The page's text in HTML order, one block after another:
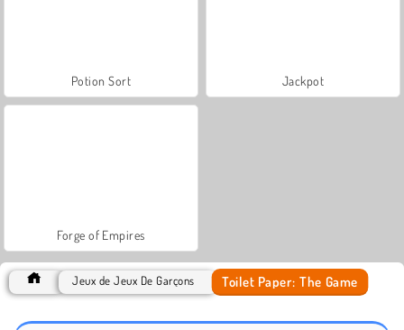
Potion Sort Jackpot
Forge of Empires
Jeux de Jeux De Garçons Toilet Paper: The Game